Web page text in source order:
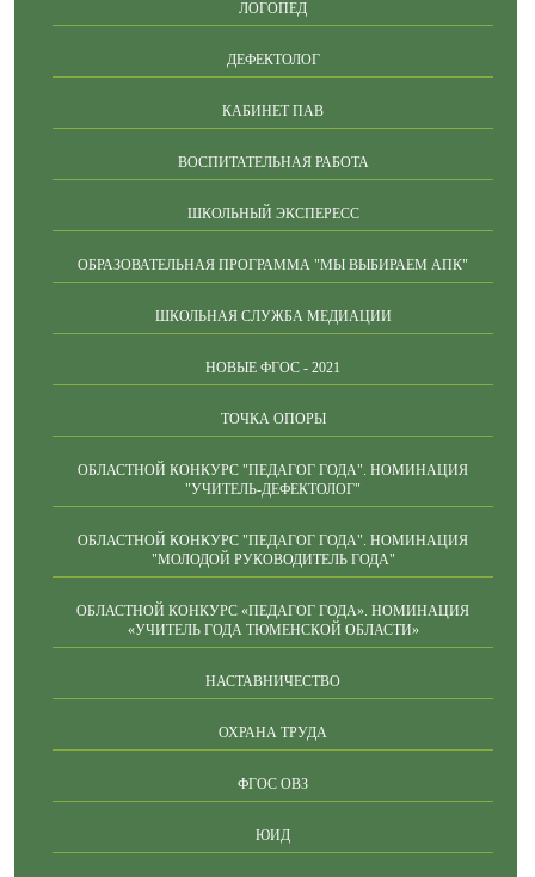
ЛОГОПЕД
ДЕФЕКТОЛОГ
КАБИНЕТ ПАВ
ВОСПИТАТЕЛЬНАЯ РАБОТА
ШКОЛЬНЫЙ ЭКСПЕРЕСС
ОБРАЗОВАТЕЛЬНАЯ ПРОГРАММА "МЫ ВЫБИРАЕМ АПК"
ШКОЛЬНАЯ СЛУЖБА МЕДИАЦИИ
НОВЫЕ ФГОС - 2021
ТОЧКА ОПОРЫ
ОБЛАСТНОЙ КОНКУРС "ПЕДАГОГ ГОДА". НОМИНАЦИЯ
"УЧИТЕЛЬ-ДЕФЕКТОЛОГ"
ОБЛАСТНОЙ КОНКУРС "ПЕДАГОГ ГОДА". НОМИНАЦИЯ
"МОЛОДОЙ РУКОВОДИТЕЛЬ ГОДА"
ОБЛАСТНОЙ КОНКУРС «ПЕДАГОГ ГОДА». НОМИНАЦИЯ
«УЧИТЕЛЬ ГОДА ТЮМЕНСКОЙ ОБЛАСТИ»
НАСТАВНИЧЕСТВО
ОХРАНА ТРУДА
ФГОС ОВЗ
ЮИД